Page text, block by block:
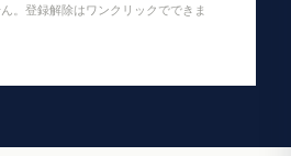
。登録解除はワンクリックでできま